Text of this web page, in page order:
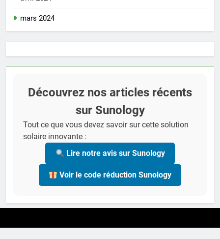
mars 2024
Découvrez nos articles récents
sur Sunology
Tout ce que vous devez savoir sur cette solution
solaire innovante :
Lire notre avis sur Sunology
Voir le code réduction Sunology